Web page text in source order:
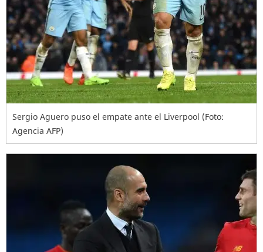
Sergio Aguero puso el empate ante el Liverpool (Foto:
Agencia AFP)